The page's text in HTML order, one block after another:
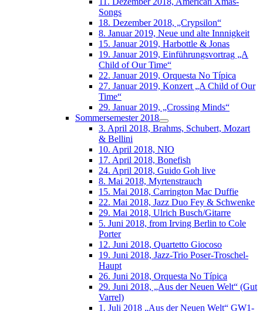
Songs
18. Dezember 2018, „Crypsilon“
8. Januar 2019, Neue und alte Innnigkeit
15. Januar 2019, Harbottle & Jonas
19. Januar 2019, Einführungsvortrag „A
Child of Our Time“
22. Januar 2019, Orquesta No Típica
27. Januar 2019, Konzert „A Child of Our
Time“
29. Januar 2019, „Crossing Minds“
Sommersemester 2018
3. April 2018, Brahms, Schubert, Mozart
& Bellini
10. April 2018, NIO
17. April 2018, Bonefish
24. April 2018, Guido Goh live
8. Mai 2018, Myrtenstrauch
15. Mai 2018, Carrington Mac Duffie
22. Mai 2018, Jazz Duo Fey & Schwenke
29. Mai 2018, Ulrich Busch/Gitarre
5. Juni 2018, from Irving Berlin to Cole
Porter
12. Juni 2018, Quartetto Giocoso
19. Juni 2018, Jazz-Trio Poser-Troschel-
Haupt
26. Juni 2018, Orquesta No Típica
29. Juni 2018, „Aus der Neuen Welt“ (Gut
Varrel)
1. Juli 2018 „Aus der Neuen Welt“ GW1-